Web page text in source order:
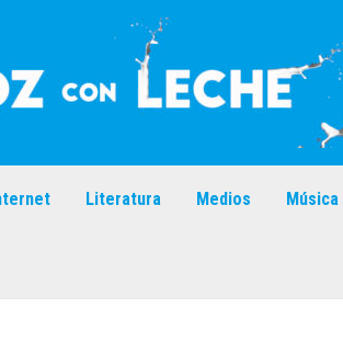
Literatura Medios Música